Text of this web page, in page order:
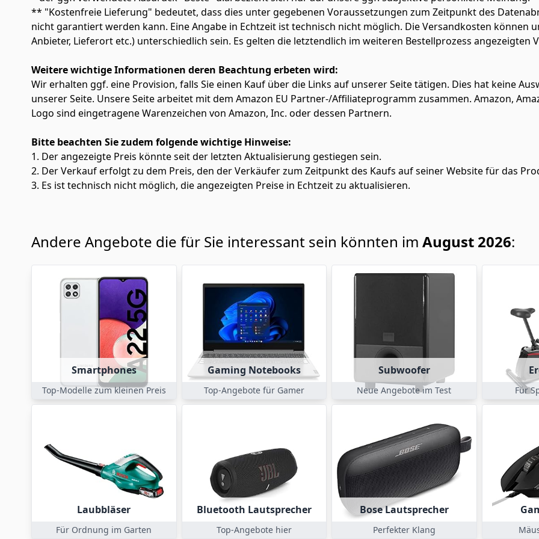
** "Kostenfreie Lieferung" bedeutet, dass dies unter gegebenen Voraussetzungen zum Zeitpunkt des
nicht garantiert werden kann. Eine Angabe in Echtzeit ist technisch nicht möglich. Die Versandkosten können
Anbieter, Lieferort etc.) unterschiedlich sein. Es gelten die letztendlich im weiteren Bestellprozess angezeigten
Weitere wichtige Informationen deren Beachtung erbeten wird:
Wir erhalten ggf. eine Provision, falls Sie einen Kauf über die Links auf unserer Seite tätigen. Dies hat keine
unserer Seite. Unsere Seite arbeitet mit dem Amazon EU Partner-/Affiliateprogramm zusammen. Amazon,
Logo sind eingetragene Warenzeichen von Amazon, Inc. oder dessen Partnern.
Bitte beachten Sie zudem folgende wichtige Hinweise:
1. Der angezeigte Preis könnte seit der letzten Aktualisierung gestiegen sein.
2. Der Verkauf erfolgt zu dem Preis, den der Verkäufer zum Zeitpunkt des Kaufs auf seiner Website für das
3. Es ist technisch nicht möglich, die angezeigten Preise in Echtzeit zu aktualisieren.
Andere Angebote die für Sie interessant sein könnten im August 2026:
Smartphones
Top-Modelle zum kleinen Preis
Gaming Notebooks
Top-Angebote für Gamer
Subwoofer
Neue Angebote im Test Für
Laubbläser
Für Ordnung im Garten
Bluetooth Lautsprecher
Top-Angebote hier
Bose Lautsprecher
Perfekter Klang